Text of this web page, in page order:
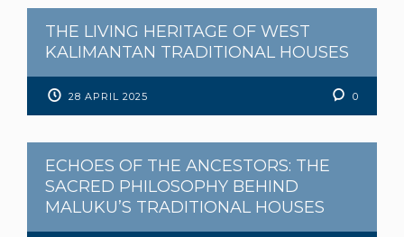
THE LIVING HERITAGE OF WEST
KALIMANTAN TRADITIONAL HOUSES
28 APRIL 2025 0
ECHOES OF THE ANCESTORS: THE
SACRED PHILOSOPHY BEHIND
MALUKU’S TRADITIONAL HOUSES